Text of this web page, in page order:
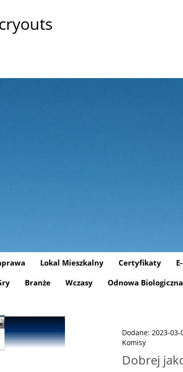
Lokal Mieszkalny Certyfikaty
Branże Wczasy Odnowa Biologiczna
Dodane: 2023-03-
Komisy
Dobrej